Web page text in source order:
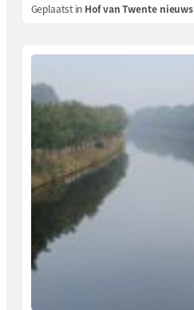
Geplaatst in Hof van Twente nieuws